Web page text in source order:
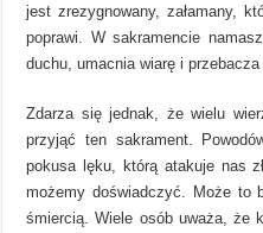
jest zrezygnowany, załamany,
poprawi. W sakramencie
duchu, umacnia wiarę i przebacza
Zdarza się jednak, że wielu
przyjąć ten sakrament.
pokusa lęku, którą atakuje nas
możemy doświadczyć. Może to
śmiercią. Wiele osób uważa, że